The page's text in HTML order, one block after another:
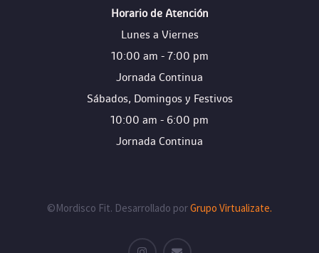
Horario de Atención
Lunes a Viernes
10:00 am - 7:00 pm
Jornada Continua
Sábados, Domingos y Festivos
10:00 am - 6:00 pm
Jornada Continua
©Mordisco Fit. Desarrollado porGrupo Virtualizate.